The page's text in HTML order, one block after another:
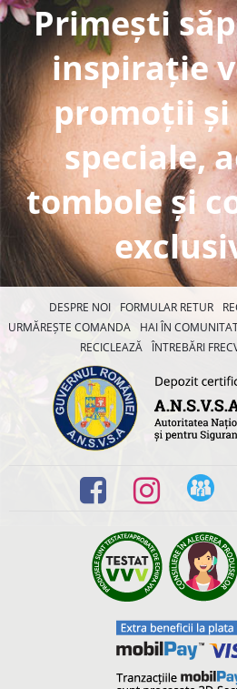
Primești
inspirație
promoții
speciale,
tombole și
DESPRE NOI FORMULAR RETUR
URMĂREȘTE COMANDA
HAI ÎN
RECICLEAZĂ ÎNTREBĂRI